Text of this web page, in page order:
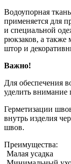
Водоупорная
применяется для
и специальной
рюкзаков, а
штор и
Важно!
Для обеспечения
уделить внимание
Герметизации
внутрь изделия
швов.
Преимущества:
Малая усадка